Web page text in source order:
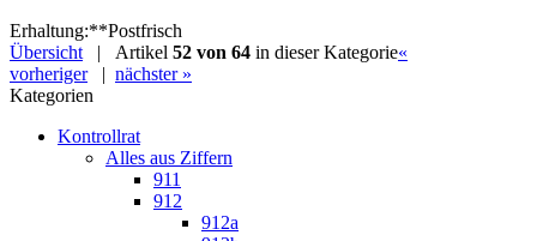
Erhaltung:**Postfrisch
Übersicht | Artikel 52 von 64 in dieser Kategorie«
vorheriger| nächster »
Kategorien
Kontrollrat
Alles aus Ziffern
911
912
912a